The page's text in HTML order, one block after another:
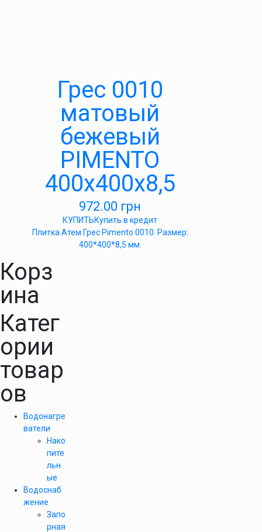
Грес 0010
матовый
бежевый
PIMENTO
400х400х8,5
972.00 грн
КУПИТЬКупить в кредит
Плитка Атем Грес Pimento 0010. Размер:
400*400*8,5 мм.
Корз
ина
Катег
ории
товар
ов
Водонагре
ватели
Нако
пите
льн
ые
Водоснаб
жение
Запо
рная